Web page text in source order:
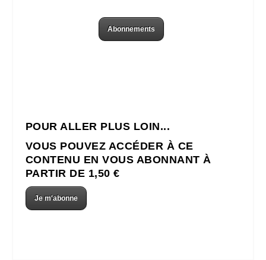
Abonnements
POUR ALLER PLUS LOIN...
VOUS POUVEZ ACCÉDER À CE
CONTENU EN VOUS ABONNANT À
PARTIR DE 1,50 €
Je m'abonne